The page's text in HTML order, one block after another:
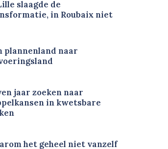
slaagde de
in Roubaix niet
plannenland naar
jaar zoeken naar
in kwetsbare
het geheel niet vanzelf